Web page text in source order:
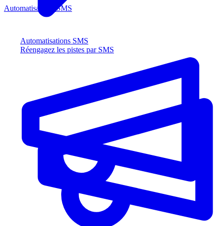
Automatisations SMS
Réengagez les pistes par SMS
Automatisations SMS